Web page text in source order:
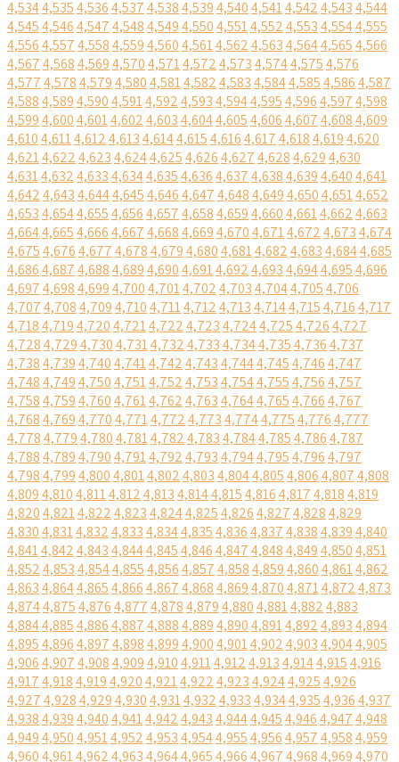
4,5344,5354,5364,5374,5384,5394,5404,5414,5424,5434,544
4,5454,5464,5474,5484,5494,5504,5514,5524,5534,5544,555
4,5564,5574,5584,5594,5604,5614,5624,5634,5644,5654,566
4,5674,5684,5694,5704,5714,5724,5734,5744,5754,576
4,5774,5784,5794,5804,5814,5824,5834,5844,5854,5864,587
4,5884,5894,5904,5914,5924,5934,5944,5954,5964,5974,598
4,5994,6004,6014,6024,6034,6044,6054,6064,6074,6084,609
4,6104,6114,6124,6134,6144,6154,6164,6174,6184,6194,620
4,6214,6224,6234,6244,6254,6264,6274,6284,6294,630
4,6314,6324,6334,6344,6354,6364,6374,6384,6394,6404,641
4,6424,6434,6444,6454,6464,6474,6484,6494,6504,6514,652
4,6534,6544,6554,6564,6574,6584,6594,6604,6614,6624,663
4,6644,6654,6664,6674,6684,6694,6704,6714,6724,6734,674
4,6754,6764,6774,6784,6794,6804,6814,6824,6834,6844,685
4,6864,6874,6884,6894,6904,6914,6924,6934,6944,6954,696
4,6974,6984,6994,7004,7014,7024,7034,7044,7054,706
4,7074,7084,7094,7104,7114,7124,7134,7144,7154,7164,717
4,7184,7194,7204,7214,7224,7234,7244,7254,7264,727
4,7284,7294,7304,7314,7324,7334,7344,7354,7364,737
4,7384,7394,7404,7414,7424,7434,7444,7454,7464,747
4,7484,7494,7504,7514,7524,7534,7544,7554,7564,757
4,7584,7594,7604,7614,7624,7634,7644,7654,7664,767
4,7684,7694,7704,7714,7724,7734,7744,7754,7764,777
4,7784,7794,7804,7814,7824,7834,7844,7854,7864,787
4,7884,7894,7904,7914,7924,7934,7944,7954,7964,797
4,7984,7994,8004,8014,8024,8034,8044,8054,8064,8074,808
4,8094,8104,8114,8124,8134,8144,8154,8164,8174,8184,819
4,8204,8214,8224,8234,8244,8254,8264,8274,8284,829
4,8304,8314,8324,8334,8344,8354,8364,8374,8384,8394,840
4,8414,8424,8434,8444,8454,8464,8474,8484,8494,8504,851
4,8524,8534,8544,8554,8564,8574,8584,8594,8604,8614,862
4,8634,8644,8654,8664,8674,8684,8694,8704,8714,8724,873
4,8744,8754,8764,8774,8784,8794,8804,8814,8824,883
4,8844,8854,8864,8874,8884,8894,8904,8914,8924,8934,894
4,8954,8964,8974,8984,8994,9004,9014,9024,9034,9044,905
4,9064,9074,9084,9094,9104,9114,9124,9134,9144,9154,916
4,9174,9184,9194,9204,9214,9224,9234,9244,9254,926
4,9274,9284,9294,9304,9314,9324,9334,9344,9354,9364,937
4,9384,9394,9404,9414,9424,9434,9444,9454,9464,9474,948
4,9494,9504,9514,9524,9534,9544,9554,9564,9574,9584,959
4,9604,9614,9624,9634,9644,9654,9664,9674,9684,9694,970